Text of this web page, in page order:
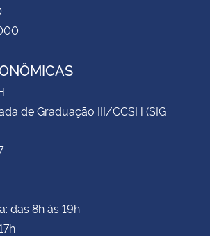
de Graduação III/CCSH (SIG
das 8h às 19h